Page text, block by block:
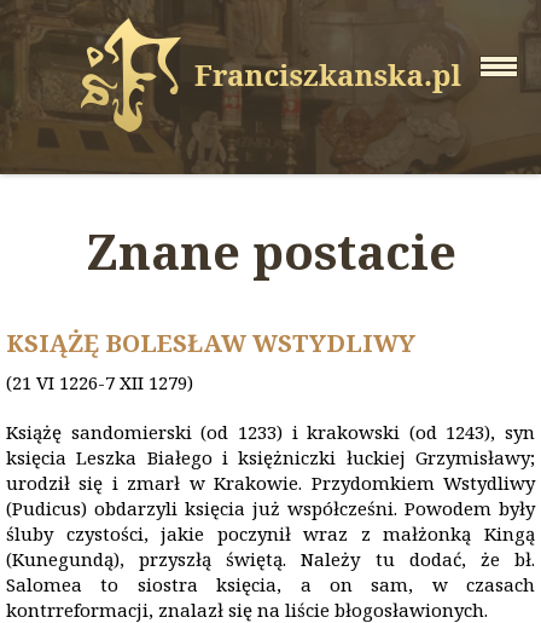
Znane postacie
KSIĄŻĘ BOLESŁAW WSTYDLIWY
(21 VI 1226-7 XII 1279)
Książę sandomierski (od 1233) i krakowski (od 1243), syn
księcia Leszka Białego i księżniczki łuckiej Grzymisławy;
urodził się i zmarł w Krakowie. Przydomkiem Wstydliwy
(Pudicus) obdarzyli księcia już współcześni. Powodem były
śluby czystości, jakie poczynił wraz z małżonką Kingą
(Kunegundą), przyszłą świętą. Należy tu dodać, że bł.
Salomea to siostra księcia, a on sam, w czasach
kontrreformacji, znalazł się na liście błogosławionych.